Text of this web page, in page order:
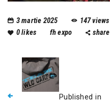
3 martie 2025 147views
0likes fh expo share
Published in